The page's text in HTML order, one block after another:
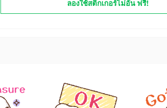
ลองใช้สติกเกอร์ไม่อั้น ฟรี!